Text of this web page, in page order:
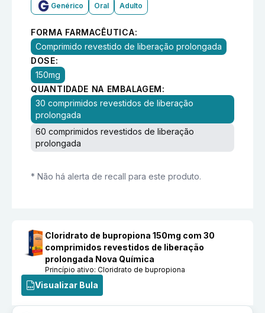
Genérico Oral Adulto
FORMA FARMACÊUTICA:
Comprimido revestido de liberação prolongada
DOSE:
150mg
QUANTIDADE NA EMBALAGEM:
30 comprimidos revestidos de liberação
prolongada
60 comprimidos revestidos de liberação
prolongada
* Não há alerta de recall para este produto.
Cloridrato de bupropiona 150mg com 30
comprimidos revestidos de liberação
prolongada Nova Química
Princípio ativo:Cloridrato de bupropiona
Visualizar Bula